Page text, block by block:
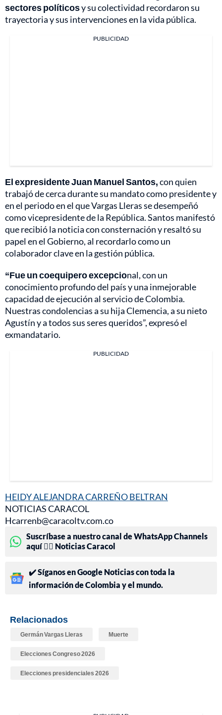
sectores políticosy su colectividad recordaron su
trayectoria y sus intervenciones en la vida pública.
PUBLICIDAD
El expresidente Juan Manuel Santos,con quien
trabajó de cerca durante su mandato como presidente y
en el periodo en el que Vargas Lleras se desempeñó
como vicepresidente de la República. Santos manifestó
que recibió la noticia con consternación y resaltó su
papel en el Gobierno, al recordarlo como un
colaborador clave en la gestión pública.
“Fue un coequipero excepcional, con un
conocimiento profundo del país y una inmejorable
capacidad de ejecución al servicio de Colombia.
Nuestras condolencias a su hija Clemencia, a su nieto
Agustín y a todos sus seres queridos”, expresó el
exmandatario.
PUBLICIDAD
HEIDY ALEJANDRA CARREÑO BELTRAN
NOTICIAS CARACOL
Hcarrenb@caracoltv.com.co
Suscríbase a nuestro canal de WhatsApp Channels
aquí 👉🏻 Noticias Caracol
✔️ Síganos en Google Noticias con toda la
información de Colombia y el mundo.
Relacionados
Germán Vargas Lleras Muerte
Elecciones Congreso 2026
Elecciones presidenciales 2026